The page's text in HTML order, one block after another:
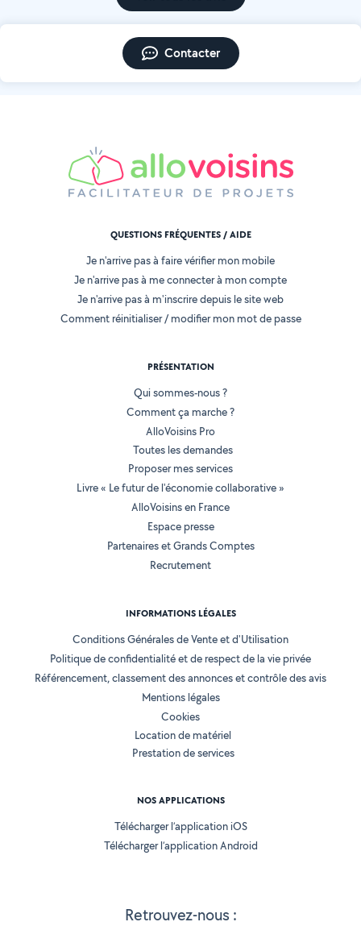
Contacter
Retrouvez-nous :
QUESTIONS FRÉQUENTES / AIDE
Je n'arrive pas à faire vérifier mon mobile
Je n'arrive pas à me connecter à mon compte
Je n'arrive pas à m'inscrire depuis le site web
Comment réinitialiser / modifier mon mot de passe
PRÉSENTATION
Qui sommes-nous ?
Comment ça marche ?
AlloVoisins Pro
Toutes les demandes
Proposer mes services
Livre « Le futur de l'économie collaborative »
AlloVoisins en France
Espace presse
Partenaires et Grands Comptes
Recrutement
INFORMATIONS LÉGALES
Conditions Générales de Vente et d'Utilisation
Politique de confidentialité et de respect de la vie privée
Référencement, classement des annonces et contrôle des avis
Mentions légales
Cookies
Location de matériel
Prestation de services
NOS APPLICATIONS
Télécharger l’application iOS
Télécharger l’application Android